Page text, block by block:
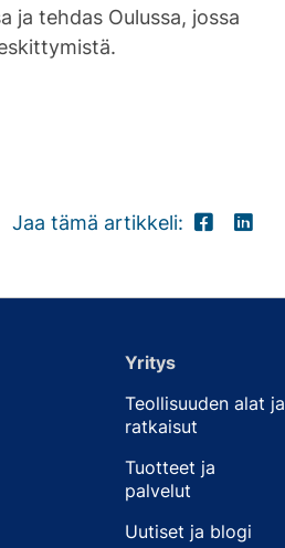
ja tehdas Oulussa, jossa
Jaa tämä artikkeli:
Yritys
Teollisuuden alat ja
ratkaisut
Tuotteet ja
palvelut
Uutiset ja blogi